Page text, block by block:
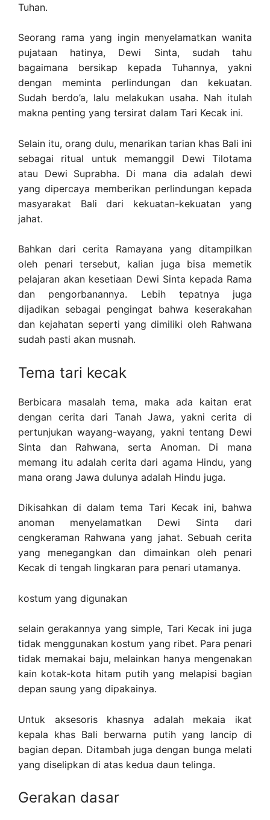
Tuhan.
Seorang rama yang ingin menyelamatkan wanita
pujataan hatinya, Dewi Sinta, sudah tahu
bagaimana bersikap kepada Tuhannya, yakni
dengan meminta perlindungan dan kekuatan.
Sudah berdo’a, lalu melakukan usaha. Nah itulah
makna penting yang tersirat dalam Tari Kecak ini.
Selain itu, orang dulu, menarikan tarian khas Bali ini
sebagai ritual untuk memanggil Dewi Tilotama
atau Dewi Suprabha. Di mana dia adalah dewi
yang dipercaya memberikan perlindungan kepada
masyarakat Bali dari kekuatan-kekuatan yang
jahat.
Bahkan dari cerita Ramayana yang ditampilkan
oleh penari tersebut, kalian juga bisa memetik
pelajaran akan kesetiaan Dewi Sinta kepada Rama
dan pengorbanannya. Lebih tepatnya juga
dijadikan sebagai pengingat bahwa keserakahan
dan kejahatan seperti yang dimiliki oleh Rahwana
sudah pasti akan musnah.
Tema tari kecak
Berbicara masalah tema, maka ada kaitan erat
dengan cerita dari Tanah Jawa, yakni cerita di
pertunjukan wayang-wayang, yakni tentang Dewi
Sinta dan Rahwana, serta Anoman. Di mana
memang itu adalah cerita dari agama Hindu, yang
mana orang Jawa dulunya adalah Hindu juga.
Dikisahkan di dalam tema Tari Kecak ini, bahwa
anoman menyelamatkan Dewi Sinta dari
cengkeraman Rahwana yang jahat. Sebuah cerita
yang menegangkan dan dimainkan oleh penari
Kecak di tengah lingkaran para penari utamanya.
kostum yang digunakan
selain gerakannya yang simple, Tari Kecak ini juga
tidak menggunakan kostum yang ribet. Para penari
tidak memakai baju, melainkan hanya mengenakan
kain kotak-kota hitam putih yang melapisi bagian
depan saung yang dipakainya.
Untuk aksesoris khasnya adalah mekaia ikat
kepala khas Bali berwarna putih yang lancip di
bagian depan. Ditambah juga dengan bunga melati
yang diselipkan di atas kedua daun telinga.
Gerakan dasar